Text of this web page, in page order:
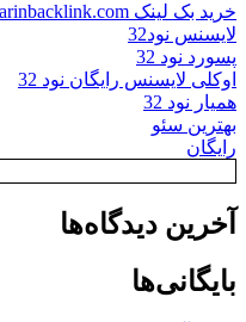
خرید بک لینک behtarinbacklink.com
لایسنس نود32
پسورد نود 32
اوکلی لایسنس رایگان نود 32
همیار نود 32
بهترین سئو
رایگان
آخرین دیدگاه‌ها
بایگانی‌ها